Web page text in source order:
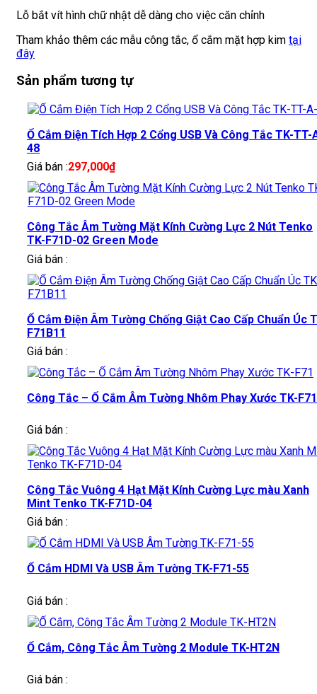
Lỗ bắt vít hình chữ nhật dễ dàng cho việc căn chỉnh
Tham khảo thêm các mẫu công tắc, ổ cắm mặt hợp kim tại
đây
Sản phẩm tương tự
Ổ Cắm Điện Tích Hợp 2 Cổng USB Và Công Tắc TK-TT-
48
Giá bán :297,000₫
Công Tắc Âm Tường Mặt Kính Cường Lực 2 Nút Tenko
TK-F71D-02 Green Mode
Giá bán :
Ổ Cắm Điện Âm Tường Chống Giật Cao Cấp Chuẩn Úc
F71B11
Giá bán :
Công Tắc – Ổ Cắm Âm Tường Nhôm Phay Xước TK-F71
Giá bán :
Công Tắc Vuông 4 Hạt Mặt Kính Cường Lực màu Xanh
Mint Tenko TK-F71D-04
Giá bán :
Ổ Cắm HDMI Và USB Âm Tường TK-F71-55
Giá bán :
Ổ Cắm, Công Tắc Âm Tường 2 Module TK-HT2N
Giá bán :